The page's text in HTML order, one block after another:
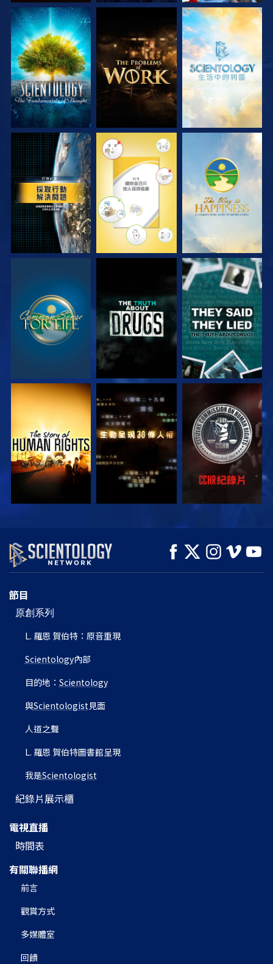
探索系列節目 探索系列節目 探索系列節目
觀看 觀看 觀看
觀看 觀看 觀看
觀看 觀看 觀看
觀看 探索系列節目
節目
原創系列
L. 羅恩 賀伯特：原音重現
Scientology內部
目的地： Scientology
與Scientologist見面
人道之聲
L. 羅恩 賀伯特圖書館呈現
我是Scientologist
紀錄片展示櫃
電視直播
時間表
有關聯播網
前言
觀賞方式
多媒體室
回饋